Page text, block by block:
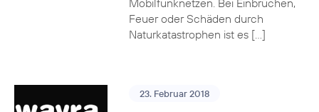
Mobilfunknetzen. Bei Einbrüchen,
Feuer oder Schäden durch
Naturkatastrophen ist es […]
23. Februar 2018